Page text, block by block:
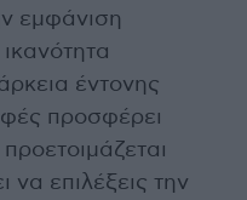
εμφάνιση
έντονης
προσφέρει
να επιλέξεις την